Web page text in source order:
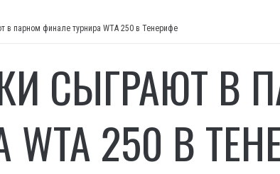
в парном финале турнира WTA 250 в Тенерифе
СЫГРАЮТ В
WTA 250 В